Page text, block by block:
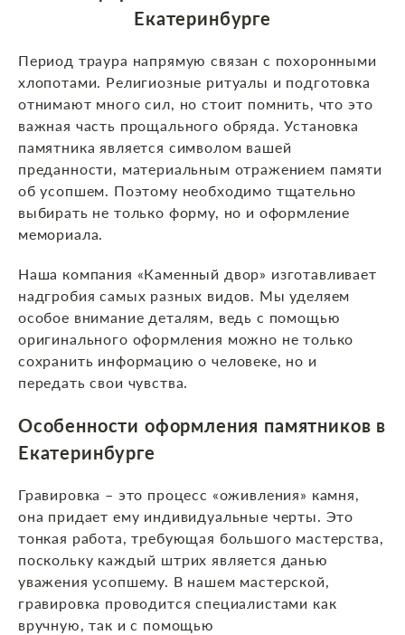
Екатеринбурге
Период траура напрямую связан с похоронными
хлопотами. Религиозные ритуалы и подготовка
отнимают много сил, но стоит помнить, что это
важная часть прощального обряда. Установка
памятника является символом вашей
преданности, материальным отражением памяти
об усопшем. Поэтому необходимо тщательно
выбирать не только форму, но и оформление
мемориала.
Наша компания «Каменный двор» изготавливает
надгробия самых разных видов. Мы уделяем
особое внимание деталям, ведь с помощью
оригинального оформления можно не только
сохранить информацию о человеке, но и
передать свои чувства.
Особенности оформления памятников в
Екатеринбурге
Гравировка – это процесс «оживления» камня,
она придает ему индивидуальные черты. Это
тонкая работа, требующая большого мастерства,
поскольку каждый штрих является данью
уважения усопшему. В нашем мастерской,
гравировка проводится специалистами как
вручную, так и с помощью